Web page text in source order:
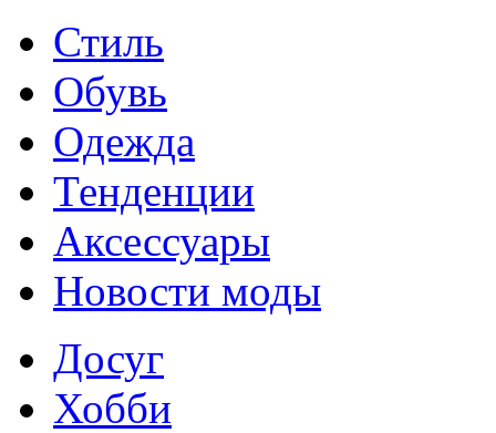
Стиль
Обувь
Одежда
Тенденции
Аксессуары
Новости моды
Досуг
Хобби